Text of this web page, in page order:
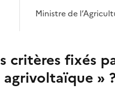
Ministre de
critères fixés
»